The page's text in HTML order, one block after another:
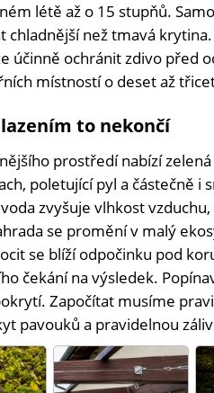
létě až o 15 stupňů.
chladnější než tmavá
účinně ochránit zdivo před
místností o deset až
to nekončí
prostředí nabízí
poletující pyl a částečně i
zvyšuje vlhkost
se promění v malý
se blíží odpočinku pod
čekání na výsledek.
Započítat musíme
pavouků a pravidelnou